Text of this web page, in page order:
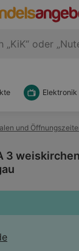
Elektronik
und
3